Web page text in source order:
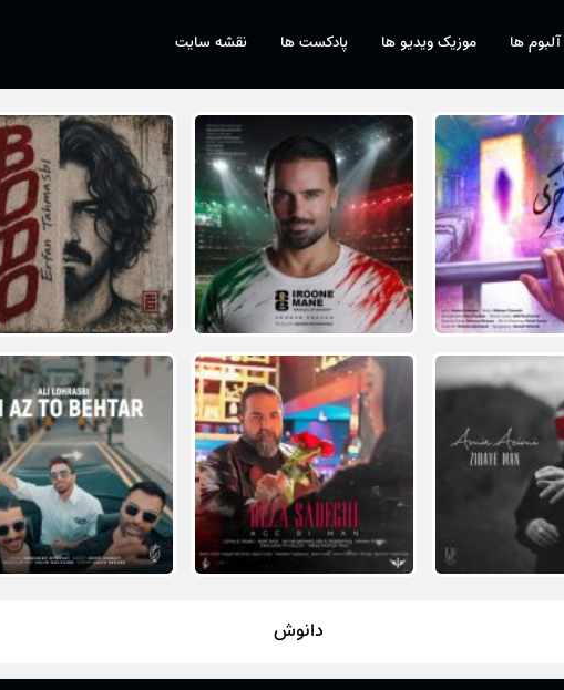
آلبوم ها موزیک ویدیو ها پادکست ها نقشه سایت
دانوش